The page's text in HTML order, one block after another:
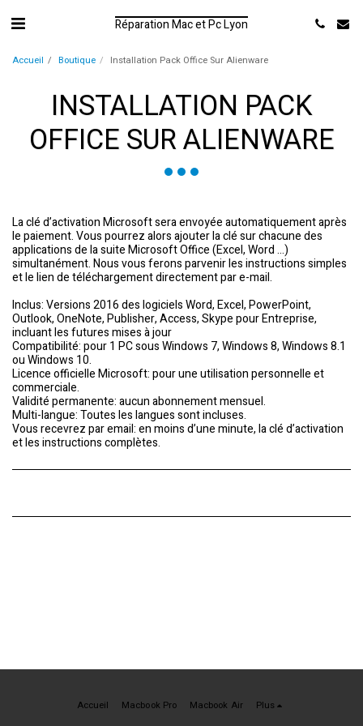
Réparation Mac et Pc Lyon
Accueil Boutique Installation Pack Office Sur Alienware
INSTALLATION PACK
OFFICE SUR ALIENWARE
La clé d’activation Microsoft sera envoyée automatiquement après
le paiement. Vous pourrez alors ajouter la clé sur chacune des
applications de la suite Microsoft Office (Excel, Word …)
simultanément. Nous vous ferons parvenir les instructions simples
et le lien de téléchargement directement par e-mail.
Inclus: Versions 2016 des logiciels Word, Excel, PowerPoint,
Outlook, OneNote, Publisher, Access, Skype pour Entreprise,
incluant les futures mises à jour
Compatibilité: pour 1 PC sous Windows 7, Windows 8, Windows 8.1
ou Windows 10.
Licence officielle Microsoft: pour une utilisation personnelle et
commerciale.
Validité permanente: aucun abonnement mensuel.
Multi-langue: Toutes les langues sont incluses.
Vous recevrez par email: en moins d’une minute, la clé d’activation
et les instructions complètes.
Accueil Macbook Pro Macbook Air
Plus